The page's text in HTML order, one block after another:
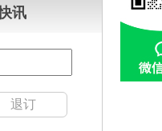
讯
退订